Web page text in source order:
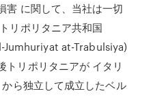
害 に関して、当社は一切
リポリタニア共和国
トリポリタニアが イタリ
ら独立して成立したベル